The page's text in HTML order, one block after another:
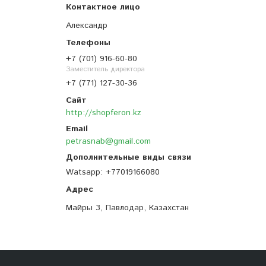
Александр
+7 (701) 916-60-80
Заместитель директора
+7 (771) 127-30-36
http://shopferon.kz
petrasnab@gmail.com
Watsapp +77019166080
Майры 3, Павлодар, Казахстан